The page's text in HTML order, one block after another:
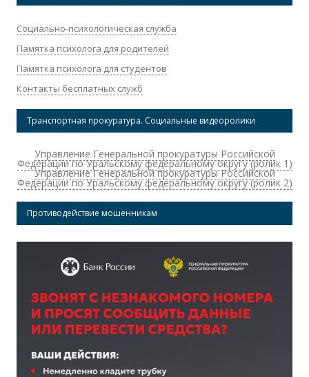
Социально-психологическая служба
Памятка психолога для родителей
Памятка психолога для студентов
Контакты бесплатных служб
Транспортная прокуратура. Социальные видеоролики
Управление Генеральной прокуратуры Российской
Федерации по Уральскому федеральному округу (ролик 1)
Управление Генеральной прокуратуры Российской
Федерации по Уральскому федеральному округу (ролик 2)
Противодействие мошенникам